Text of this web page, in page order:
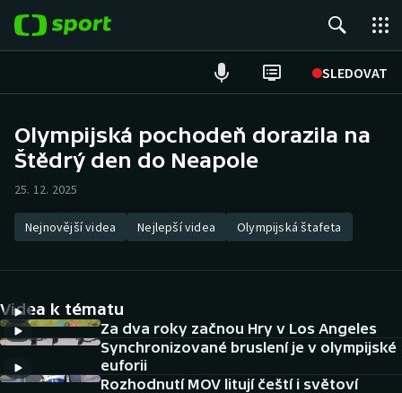
SLEDOVAT
Hokej
Atletika
DALŠÍ SPORTY
Americký fotbal
NEPŘEHLÉDNĚTE
Olympijská pochodeň dorazila na
Štědrý den do Neapole
25. 12. 2025
Nejnovější videa Nejlepší videa Olympijská štafeta
Videa k tématu
Za dva roky začnou Hry v Los Angeles
Synchronizované bruslení je v olympijské
euforii
Rozhodnutí MOV litují čeští i světoví